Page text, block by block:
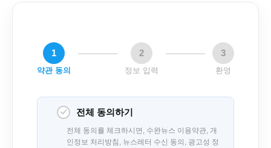
1
약관 동의
2
정보 입력
3
환영
전체 동의하기
전체 동의를 체크하시면, 수완뉴스 이용약관, 개
인정보 처리방침, 뉴스레터 수신 동의, 광고성 정